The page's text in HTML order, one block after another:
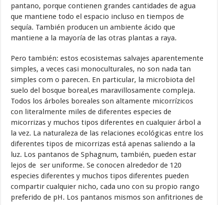
pantano, porque contienen grandes cantidades de agua
que mantiene todo el espacio incluso en tiempos de
sequía. También producen un ambiente ácido que
mantiene a la mayoría de las otras plantas a raya.
Pero también: estos ecosistemas salvajes aparentemente
simples, a veces casi monoculturales, no son nada tan
simples com o parecen. En particular, la microbiota del
suelo del bosque boreal,es maravillosamente compleja.
Todos los árboles boreales son altamente micorrízicos
con literalmente miles de diferentes especies de
micorrizas y muchos tipos diferentes en cualquier árbol a
la vez. La naturaleza de las relaciones ecológicas entre los
diferentes tipos de micorrizas está apenas saliendo a la
luz. Los pantanos de Sphagnum, también, pueden estar
lejos de ser uniforme. Se conocen alrededor de 120
especies diferentes y muchos tipos diferentes pueden
compartir cualquier nicho, cada uno con su propio rango
preferido de pH. Los pantanos mismos son anfitriones de